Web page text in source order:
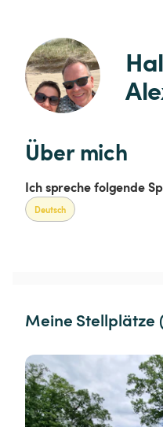
Über mich
Ich spreche folgende
Deutsch
Meine Stellplätze